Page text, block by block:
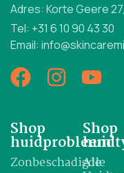
Adres: Korte Geere
Tel: +31 6 10 90 43 30
Email:
Shop
huidprobleem
Zonbeschadigde
Shop
Alle